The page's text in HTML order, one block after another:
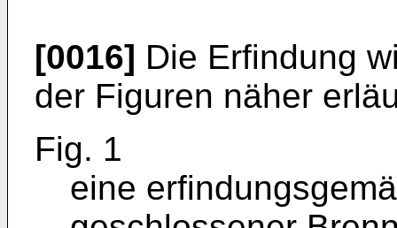
[0016] Die Erfindung
der Figuren näher
Fig. 1
eine